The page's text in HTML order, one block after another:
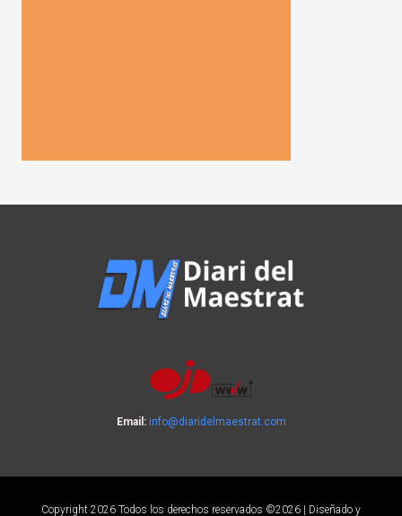
Email: info@diaridelmaestrat.com
Copyright 2026 Todos los derechos reservados ©2026 | Diseñado y